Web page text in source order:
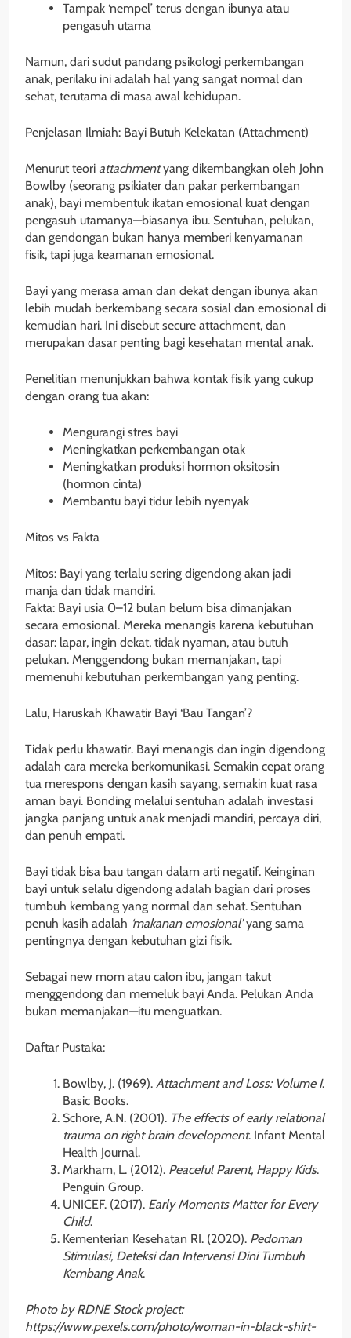
Tampak ‘nempel’ terus dengan ibunya atau
pengasuh utama
Namun, dari sudut pandang psikologi perkembangan
anak, perilaku ini adalah hal yang sangat normal dan
sehat, terutama di masa awal kehidupan.
Penjelasan Ilmiah: Bayi Butuh Kelekatan (Attachment)
Menurut teori attachmentyang dikembangkan oleh John
Bowlby (seorang psikiater dan pakar perkembangan
anak), bayi membentuk ikatan emosional kuat dengan
pengasuh utamanya—biasanya ibu. Sentuhan, pelukan,
dan gendongan bukan hanya memberi kenyamanan
fisik, tapi juga keamanan emosional.
Bayi yang merasa aman dan dekat dengan ibunya akan
lebih mudah berkembang secara sosial dan emosional di
kemudian hari. Ini disebut secure attachment, dan
merupakan dasar penting bagi kesehatan mental anak.
Penelitian menunjukkan bahwa kontak fisik yang cukup
dengan orang tua akan:
Mengurangi stres bayi
Meningkatkan perkembangan otak
Meningkatkan produksi hormon oksitosin
(hormon cinta)
Membantu bayi tidur lebih nyenyak
Mitos vs Fakta
Mitos: Bayi yang terlalu sering digendong akan jadi
manja dan tidak mandiri.
Fakta: Bayi usia 0–12 bulan belum bisa dimanjakan
secara emosional. Mereka menangis karena kebutuhan
dasar: lapar, ingin dekat, tidak nyaman, atau butuh
pelukan. Menggendong bukan memanjakan, tapi
memenuhi kebutuhan perkembangan yang penting.
Lalu, Haruskah Khawatir Bayi ‘Bau Tangan’?
Tidak perlu khawatir. Bayi menangis dan ingin digendong
adalah cara mereka berkomunikasi. Semakin cepat orang
tua merespons dengan kasih sayang, semakin kuat rasa
aman bayi. Bonding melalui sentuhan adalah investasi
jangka panjang untuk anak menjadi mandiri, percaya diri,
dan penuh empati.
Bayi tidak bisa bau tangan dalam arti negatif. Keinginan
bayi untuk selalu digendong adalah bagian dari proses
tumbuh kembang yang normal dan sehat. Sentuhan
penuh kasih adalah ‘makanan emosional’yang sama
pentingnya dengan kebutuhan gizi fisik.
Sebagai new mom atau calon ibu, jangan takut
menggendong dan memeluk bayi Anda. Pelukan Anda
bukan memanjakan—itu menguatkan.
Daftar Pustaka:
Bowlby, J. (1969). Attachment and Loss: Volume I.
Basic Books.
Schore, A.N. (2001). The effects of early relational
trauma on right brain development. Infant Mental
Health Journal.
Markham, L. (2012). Peaceful Parent, Happy Kids.
Penguin Group.
UNICEF. (2017). Early Moments Matter for Every
Child.
Kementerian Kesehatan RI. (2020). Pedoman
Stimulasi, Deteksi dan Intervensi Dini Tumbuh
Kembang Anak.
Photo by RDNE Stock project:
https://www.pexels.com/photo/woman-in-black-shirt-